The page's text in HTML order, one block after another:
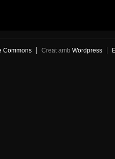
Commons Creat amb Wordpress